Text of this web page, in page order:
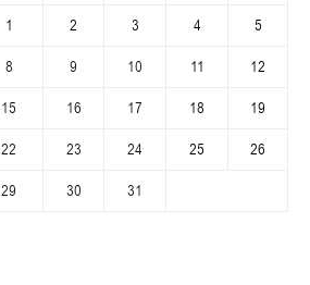
1 2 3 4
5
8 9 10 11
12
15 16 17 18
19
22 23 24 25
26
29 30
31